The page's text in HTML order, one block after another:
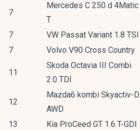
7
Mercedes C 250 d 4Matic
T
7 VW Passat Variant 1.8 TSI
7
Volvo V90 Cross Country
11
Skoda Octavia III Combi
2.0 TDI
12
Mazda6 kombi Skyactiv-D
AWD
13 Kia ProCeed GT 1.6 T-GDI